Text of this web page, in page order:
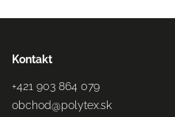
Kontakt
+421 903 864 079
obchod@polytex.sk